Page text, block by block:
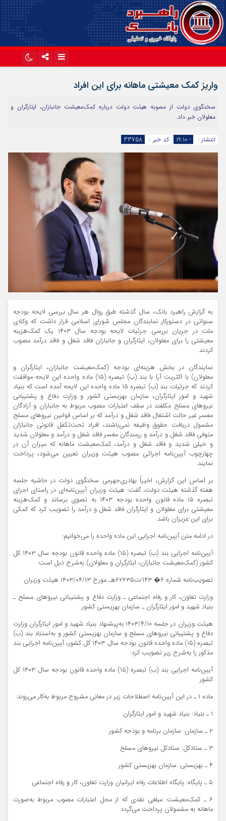
واریز کمک معیشتی ماهانه برای این افراد
سخنگوی دولت از مصوبه هیئت دولت درباره کمک‌معیشت جانبازان، ایثارگران و
معلولان خبر داد.
انتشار : - ۱۹:۱۰ کد خبر : 33758
به گزارش راهبرد بانک، سال گذشته طبق روال هر سال بررسی لایحه بودجه
سنواتی در دستورکار نمایندگان مجلس شورای اسلامی قرار داشت که وکلای
ملت در جریان بررسی جزئیات لایحه بودجه سال ۱۴۰۳ یک کمک‌هزینه
معیشتی را برای معلولان، ایثارگران و جانبازان فاقد شغل و فاقد درآمد مصوب
کردند.
نمایندگان در بخش هزینه‌ای بودجه (کمک‌معیشت جانبازان، ایثارگران و
معلولان) با اکثریت آرا با بند (ب) تبصره (۱۵) ماده واحده این لایحه موافقت
کردند که جزئیات بند (ب) تبصره ۱۵ ماده واحده این لایحه آمده است که بنیاد
شهید و امور ایثارگران، سازمان بهزیستی کشور و وزارت دفاع و پشتیبانی
نیروهای مسلح مکلفند در سقف اعتبارات مصوب مربوط به جانبازان و آزادگان
معسر غیر حالت اشتغال فاقد شغل و درآمد که بر اساس قوانین نیروهای مسلح
مشمول دریافت حقوق وظیفه نمی‌باشند، افراد تحت‌تکفل قانونی جانبازان
متوفی فاقد شغل و درآمد و رزمندگان معسر فاقد شغل و درآمد و معلولان شدید
و خیلی شدید و فاقد شغل و درآمد، کمک‌معیشت ماهانه که میزان آن در
چهارچوب آیین‌نامه اجرائی مصوب هیئت وزیران تعیین می‌شود، پرداخت
نمایند.
بر اساس این گزارش، اخیراً بهادری‌جهرمی سخنگوی دولت در حاشیه جلسه
هفته گذشته هیئت دولت، گفت: هیئت وزیران آیین‌نامه‌ای در راستای اجرای
تبصره ۱۵ ماده قانون واحده بودجه ۱۴۰۳ به تصوی برساند و کمک‌هزینه
معیشتی برای معلولان و ایثارگران فاقد شغل و درآمد را تصویب کرد که کمکی
برای این عزیزان باشد.
در ادامه متن آیین‌نامه اجرایی این ماده واحده را می‌خوانیم:
آیین‌نامه اجرایی بند (ب) تبصره (۱۵) ماده واحده قانون بودجه سال ۱۴۰۳ کل
کشور (کمک‌معیشت جانبازان، ایثارگران و معلولان) به‌شرح ذیل است:
تصویب‌نامه شماره ٦� ١٤٣/ت۶۲۶۳۵هـ مورخ ۱۴۰۳/۰۴/۱۳ هیئت وزیران
وزارت تعاون، کار و رفاه اجتماعی ـ وزارت دفاع و پشتیبانی نیروهای مسلح ـ
بنیاد شهید و امور ایثارگران ـ سازمان بهزیستی کشور
هیئت وزیران در جلسه ۱۴۰۳/۴/۱۰ به‌پیشنهاد بنیاد شهید و امور ایثارگران وزارت
دفاع و پشتیبانی نیروهای مسلح و سازمان بهزیستی کشور و به‌استناد بند (ب)
تبصره (۱۵) ماده واحده قانون بودجه سال ۱۴۰۳ کل کشور، آیین‌نامه اجرایی بند
مذکور را به‌شرح زیر تصویب کرد:
آیین‌نامه اجرایی بند (ب) تبصره (۱۵) ماده واحده قانون بودجه سال ۱۴۰۳ کل
کشور
ماده ۱ ـ در این آیین‌نامه اصطلاحات زیر در معانی مشروح مربوط به‌کار می‌روند:
۱ ـ بنیاد: بنیاد شهید و امور ایثارگران
۲ ـ سازمان: سازمان برنامه و بودجه کشور
۳ ـ ستادکل: ستادکل نیروهای مسلح
۴ ـ بهزیستی: سازمان بهزیستی کشور
۵ ـ پایگاه: پایگاه اطلاعات رفاه ایرانیان وزارت تعاون، کار و رفاه اجتماعی
۶ ـ کمک‌معیشت: مبلغی نقدی که از محل اعتبارات مصوب مربوط به‌صورت
ماهانه به مشمولان پرداخت می‌گردد